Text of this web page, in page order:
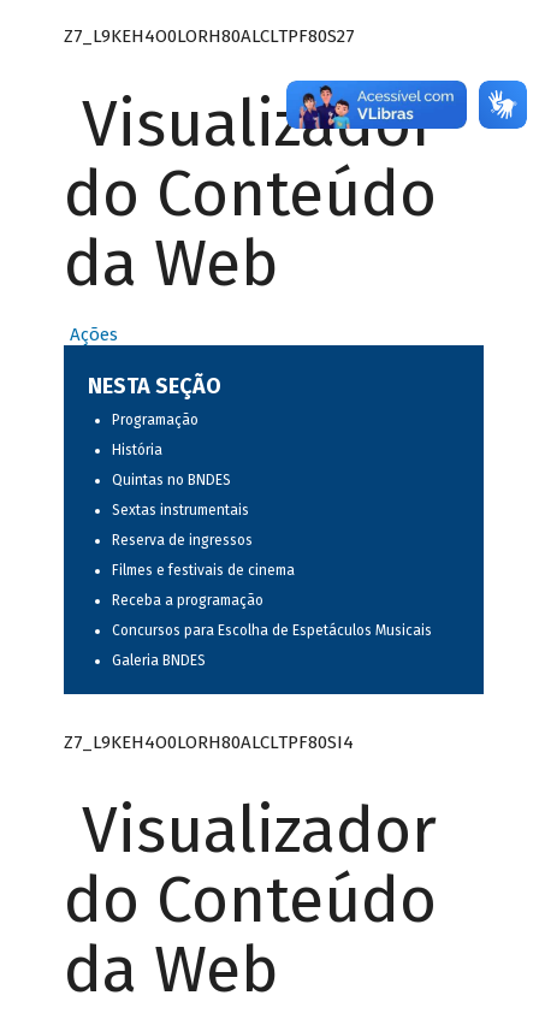
Z7_L9KEH4O0LORH80ALCLTPF80S27
Visualizador
do Conteúdo
da Web
Ações
NESTA SEÇÃO
Programação
História
Quintas no BNDES
Sextas instrumentais
Reserva de ingressos
Filmes e festivais de cinema
Receba a programação
Concursos para Escolha de Espetáculos Musicais
Galeria BNDES
Z7_L9KEH4O0LORH80ALCLTPF80SI4
Visualizador
do Conteúdo
da Web